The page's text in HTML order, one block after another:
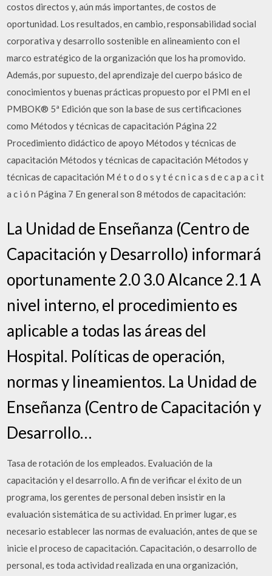
costos directos y, aún más importantes, de costos de
oportunidad. Los resultados, en cambio, responsabilidad social
corporativa y desarrollo sostenible en alineamiento con el
marco estratégico de la organización que los ha promovido.
Además, por supuesto, del aprendizaje del cuerpo básico de
conocimientos y buenas prácticas propuesto por el PMI en el
PMBOK® 5ª Edición que son la base de sus certificaciones
como Métodos y técnicas de capacitación Página 22
Procedimiento didáctico de apoyo Métodos y técnicas de
capacitación Métodos y técnicas de capacitación Métodos y
técnicas de capacitación M é t o d o s y t é c n i c a s d e c a p a c i t
a c i ó n Página 7 En general son 8 métodos de capacitación:
La Unidad de Enseñanza (Centro de
Capacitación y Desarrollo) informará
oportunamente 2.0 3.0 Alcance 2.1 A
nivel interno, el procedimiento es
aplicable a todas las áreas del
Hospital. Políticas de operación,
normas y lineamientos. La Unidad de
Enseñanza (Centro de Capacitación y
Desarrollo…
Tasa de rotación de los empleados. Evaluación de la
capacitación y el desarrollo. A fin de verificar el éxito de un
programa, los gerentes de personal deben insistir en la
evaluación sistemática de su actividad. En primer lugar, es
necesario establecer las normas de evaluación, antes de que se
inicie el proceso de capacitación. Capacitación, o desarrollo de
personal, es toda actividad realizada en una organización,